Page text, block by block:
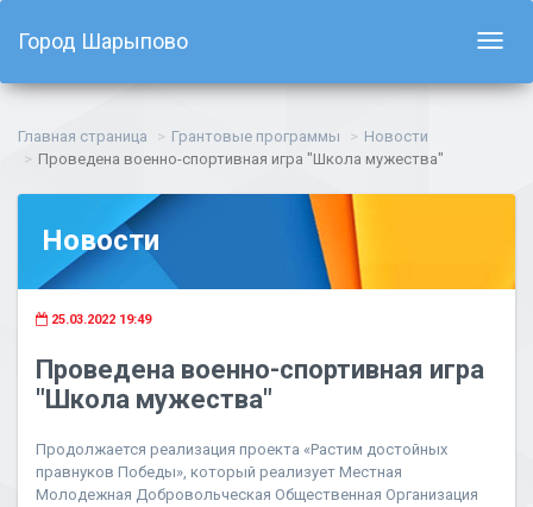
Город Шарыпово
Главная страница Грантовые программы
Новости
Проведена военно-спортивная игра "Школа мужества"
Новости
25.03.2022 19:49
Проведена военно-спортивная игра
"Школа мужества"
Продолжается реализация проекта «Растим достойных
правнуков Победы», который реализует Местная
Молодежная Добровольческая Общественная Организация